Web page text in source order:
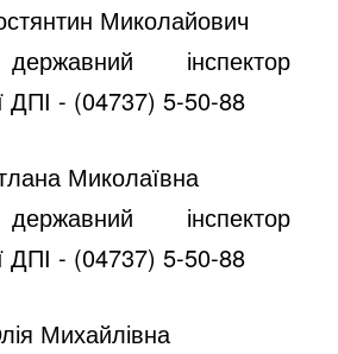
Миколайович
інспектор
ДПІ - (04737) 5-50-88
Миколаївна
інспектор
ДПІ - (04737) 5-50-88
Михайлівна